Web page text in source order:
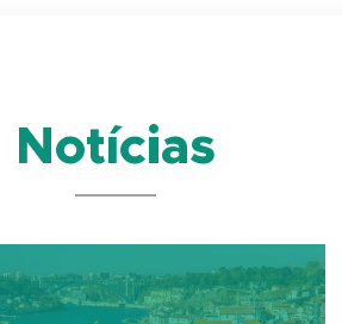
Notícias